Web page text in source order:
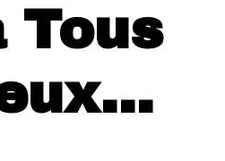
Tous